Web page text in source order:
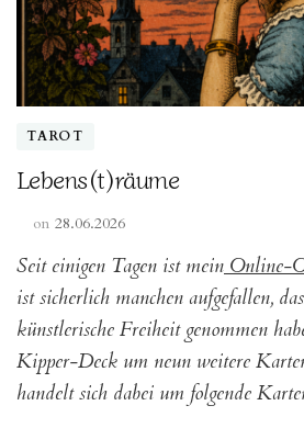
TAROT
Lebens(t)räume
on 28.06.2026
Seit einigen Tagen ist mein Online-
ist sicherlich manchen aufgefallen,
künstlerische Freiheit genommen
Kipper-Deck um neun weitere
handelt sich dabei um folgende